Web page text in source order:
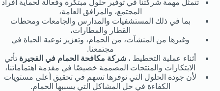
تتمثل مهمة شركتنا في توفير حلول مبتكرة وفعالة لحماية أفراد
المجتمع، والمرافق العامة،
بما في ذلك المستشفيات والمدارس والجامعات ومحطات
القطار والمطارات،
وغيرها من المنشآت، من الحمام، وتعزيز نوعية الحياة في
مجتمعنا.
أثناء عملية التخطيط ، شركة مكافحة الحمام في الفجيرة تأتي
الابتكارات والمنتجات المصممة خصيصًا في مقدمة اهتماماتنا،
لأن جودة الحلول التي نوفرها تسهم في تحقيق أعلى مستويات
الكفاءة في حل المشاكل التي يسببها الحمام.